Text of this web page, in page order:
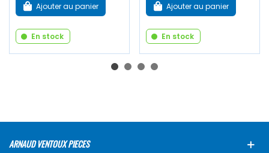
Ajouter au panier
En stock
Ajouter au panier
En stock
ARNAUD VENTOUX PIECES